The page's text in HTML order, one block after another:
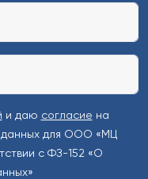
и даю согласие на
данных для ООО «МЦ
с ФЗ-152 «О